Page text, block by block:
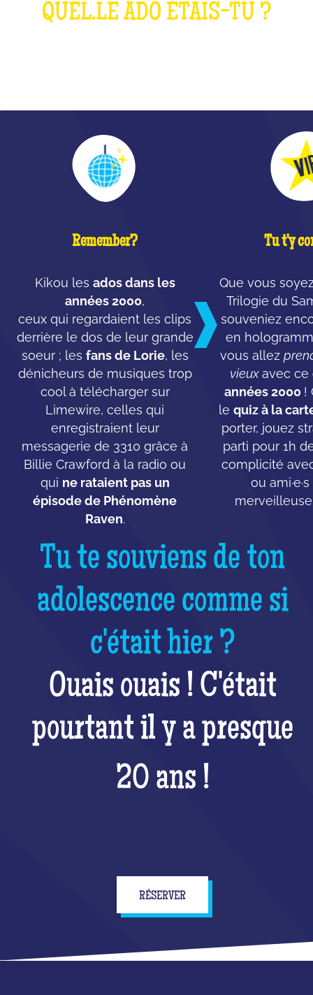
QUEL.LE ADO ÉTAIS-TU ?
Remember?
Kikou les ados dans les
années 2000,
ceux qui regardaient les clips
derrière le dos de leur grande
soeur ; les fans de Lorie, les
dénicheurs de musiques trop
cool à télécharger sur
Limewire, celles qui
enregistraient leur
messagerie de 3310 grâce à
Billie Crawford à la radio ou
qui ne rataient pas un
épisode de Phénomène
Raven.
Tu t'y
Que vous
Trilogie du
souveniez
en
vous allez
vieuxavec ce
années 2000 !
lequiz à la
porter, jouez
parti pour 1h
complicité
ou
Tu te souviens de ton
adolescence comme si
c'était hier ?
Ouais ouais ! C'était
pourtant il y a presque
20 ans !
RÉSERVER